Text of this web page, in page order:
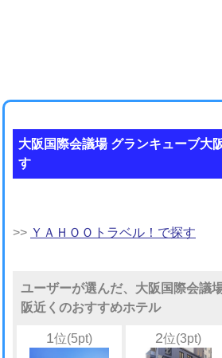
大阪国際会議場 グランキューブ大
す
>> ＹＡＨＯＯトラベル！で探す
ユーザーが選んだ、大阪国際会議
阪近くのおすすめホテル
1位(5pt) 2位(3pt)